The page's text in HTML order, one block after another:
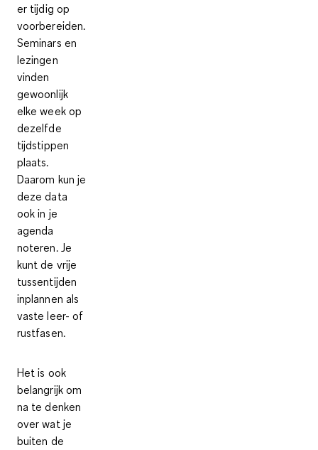
er tijdig op
voorbereiden.
Seminars en
lezingen
vinden
gewoonlijk
elke week op
dezelfde
tijdstippen
plaats.
Daarom kun je
deze data
ook in je
agenda
noteren. Je
kunt de vrije
tussentijden
inplannen als
vaste leer- of
rustfasen.
Het is ook
belangrijk om
na te denken
over wat je
buiten de